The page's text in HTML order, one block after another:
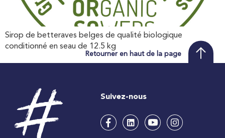
Sirop de betteraves belges de qualité biologique
conditionné en seau de 12.5 kg
Retourner en haut de la page
Suivez-nous